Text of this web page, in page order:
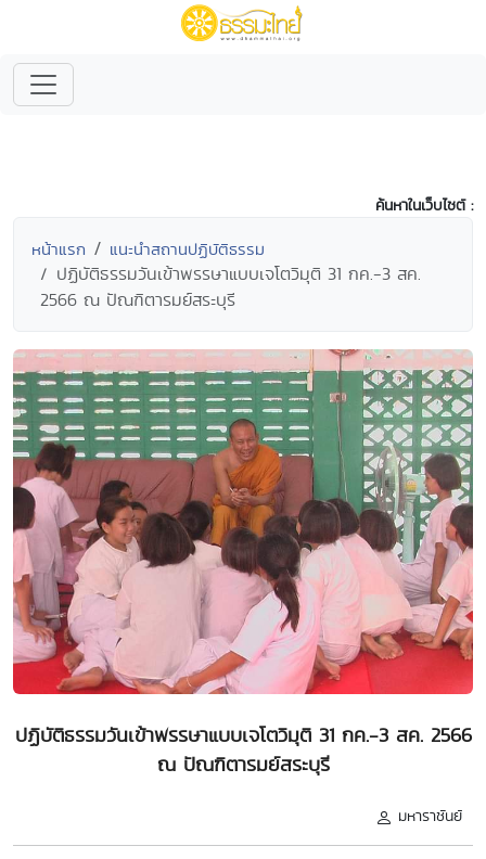
ค้นหาในเว็บไซต์ :
หน้าแรก แนะนำสถานปฏิบัติธรรม
ปฏิบัติธรรมวันเข้าพรรษาแบบเจโตวิมุติ 31 กค.-3 สค.
2566 ณ ปัณฑิตารมย์สระบุรี
ปฏิบัติธรรมวันเข้าพรรษาแบบเจโตวิมุติ 31 กค.-3 สค. 2566
ณ ปัณฑิตารมย์สระบุรี
มหาราชันย์